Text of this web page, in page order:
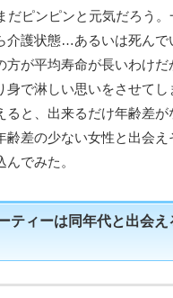
だピンピンと元気だろう
介護状態…あるいは死んで
方が平均寿命が長いわけだ
身で淋しい思いをさせてし
ると、出来るだけ年齢差が
齢差の少ない女性と出会え
でみた。
ティーは同年代と出会え